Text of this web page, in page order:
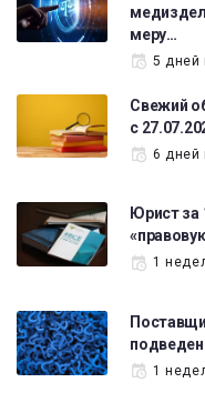
меру…
5 дней
Свежий
с
6 дней
Юрист за
1
1